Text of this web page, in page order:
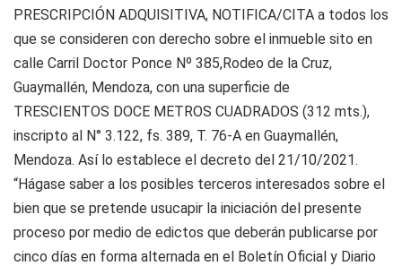
PRESCRIPCIÓN ADQUISITIVA, NOTIFICA/CITA a todos los
que se consideren con derecho sobre el inmueble sito en
calle Carril Doctor Ponce Nº 385,Rodeo de la Cruz,
Guaymallén, Mendoza, con una superficie de
TRESCIENTOS DOCE METROS CUADRADOS (312 mts.),
inscripto al N° 3.122, fs. 389, T. 76-A en Guaymallén,
Mendoza. Así lo establece el decreto del 21/10/2021.
“Hágase saber a los posibles terceros interesados sobre el
bien que se pretende usucapir la iniciación del presente
proceso por medio de edictos que deberán publicarse por
cinco días en forma alternada en el Boletín Oficial y Diario